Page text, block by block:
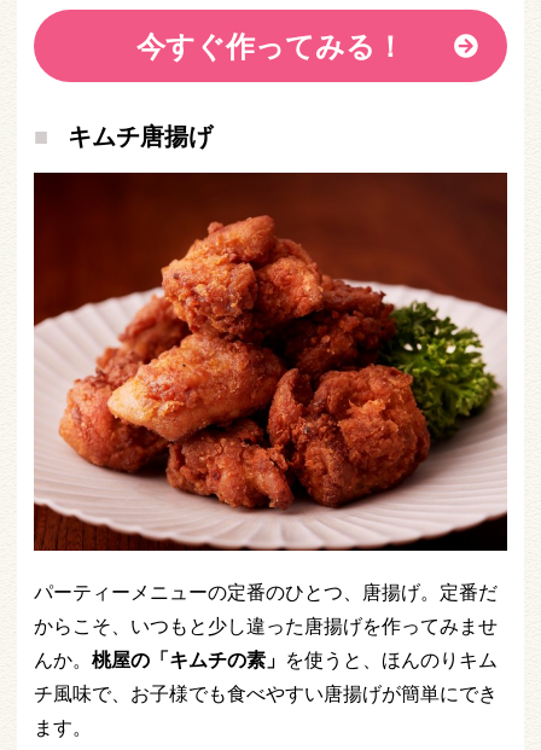
今すぐ作ってみる！
キムチ唐揚げ
パーティーメニューの定番のひとつ、唐揚げ。定番だ
からこそ、いつもと少し違った唐揚げを作ってみませ
んか。 桃屋の「キムチの素」 を使うと、ほんのりキム
チ風味で、お子様でも食べやすい唐揚げが簡単にでき
ます。